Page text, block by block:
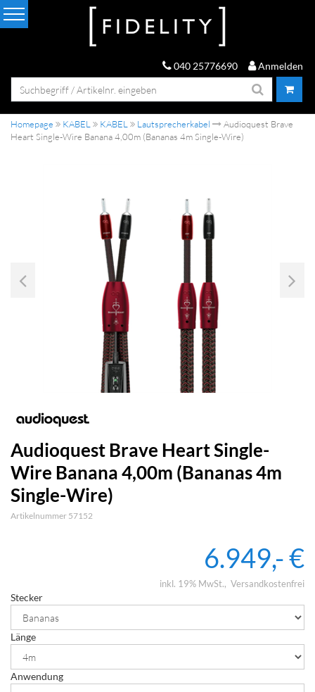
040 25776690 Anmelden
Homepage KABEL KABEL Lautsprecherkabel
Audioquest Brave
Heart Single-Wire Banana 4,00m (Bananas 4m Single-Wire)
Audioquest Brave Heart Single-
Wire Banana 4,00m (Bananas 4m
Single-Wire)
Artikelnummer 57152
6.949,- €
inkl. 19% MwSt. Versandkostenfrei
Stecker
Länge
Anwendung